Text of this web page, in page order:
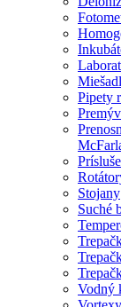
Pipety
Stojany
Suché
Vodný